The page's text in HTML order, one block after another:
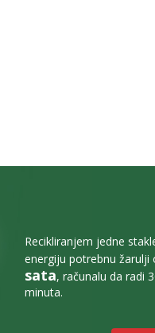
Recikliranjem jedne
energiju potrebnu žarulji
sata, računalu da radi
minuta.